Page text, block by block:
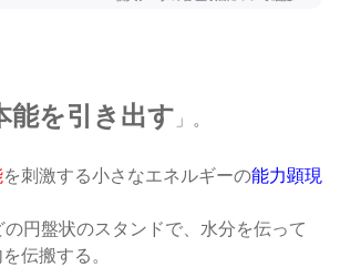
能を引き出す 」 。
を刺激する小さなエネルギーの能力顕現
円盤状のスタンドで、水分を伝って
伝搬する。